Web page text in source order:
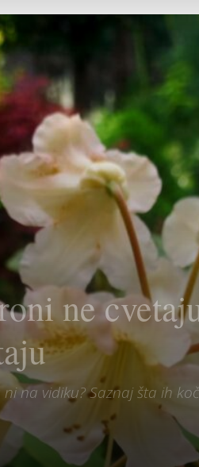
ne
na vidiku? Saznaj šta ih